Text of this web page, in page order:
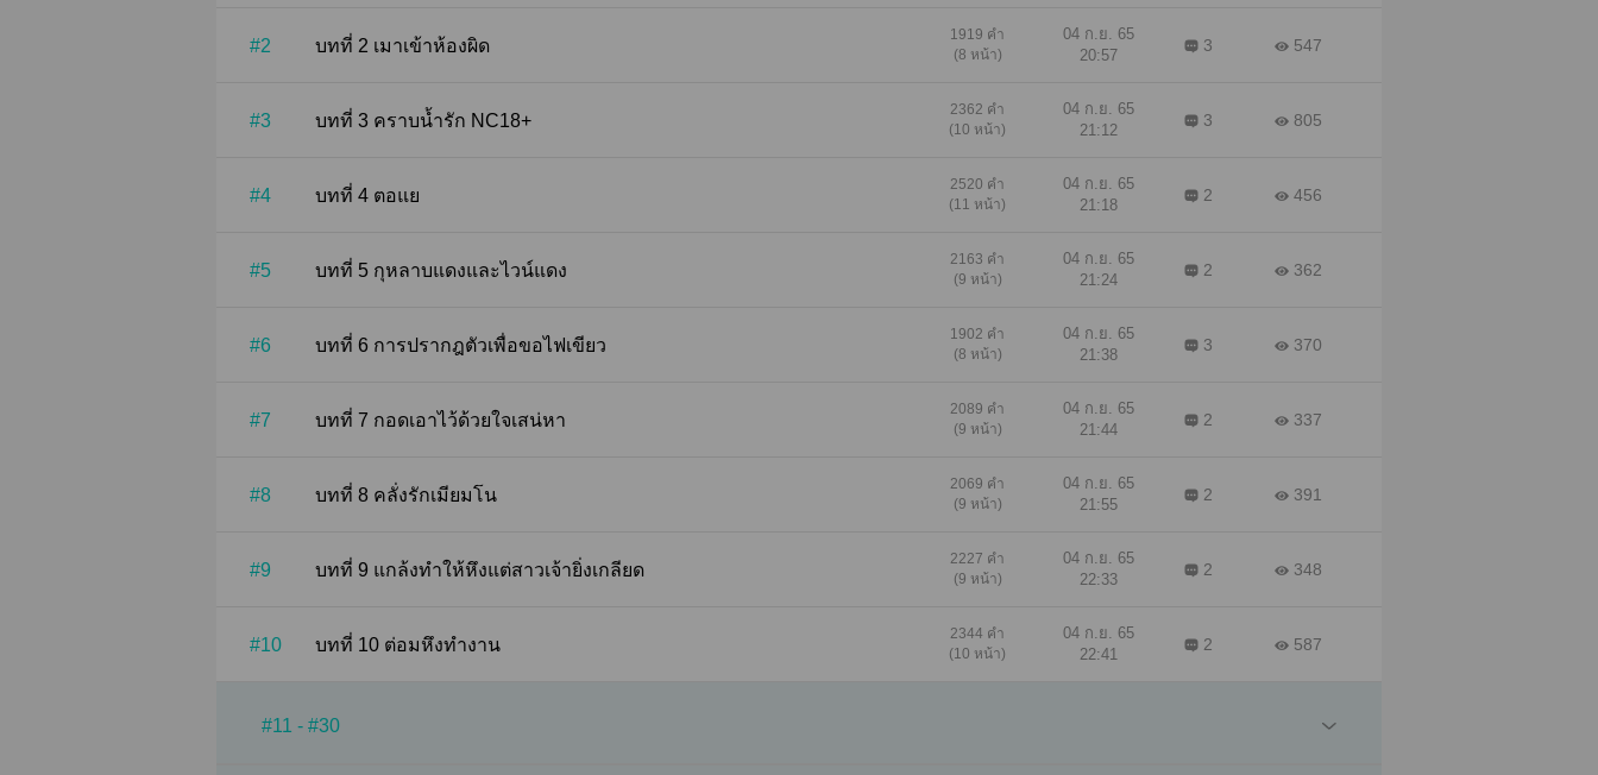
#2 บทที่ 2 เมาเข้าห้องผิด
1919 คำ
(8 หน้า)
04 ก.ย. 65
20:57
3 547
#3 บทที่ 3 คราบน้ำรัก NC18+
2362 คำ
(10 หน้า)
04 ก.ย. 65
21:12
3 805
#4 บทที่ 4 ตอแย
2520 คำ
(11 หน้า)
04 ก.ย. 65
21:18
2 456
#5 บทที่ 5 กุหลาบแดงและไวน์แดง
2163 คำ
(9 หน้า)
04 ก.ย. 65
21:24
2 362
#6 บทที่ 6 การปรากฎตัวเพื่อขอไฟเขียว
1902 คำ
(8 หน้า)
04 ก.ย. 65
21:38
3 370
#7 บทที่ 7 กอดเอาไว้ด้วยใจเสน่หา
2089 คำ
(9 หน้า)
04 ก.ย. 65
21:44
2 337
#8 บทที่ 8 คลั่งรักเมียมโน
2069 คำ
(9 หน้า)
04 ก.ย. 65
21:55
2 391
#9 บทที่ 9 แกล้งทำให้หึงแต่สาวเจ้ายิ่งเกลียด
2227 คำ
(9 หน้า)
04 ก.ย. 65
22:33
2 348
#10 บทที่ 10 ต่อมหึงทำงาน
2344 คำ
(10 หน้า)
04 ก.ย. 65
22:41
2 587
#11 - #30